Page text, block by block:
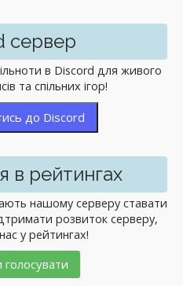
сервер
в Discord для живого
та спільних ігор!
до Discord
в рейтингах
нашому серверу ставати
розвиток серверу,
у рейтингах!
голосувати